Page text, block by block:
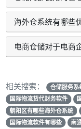
海外仓系统有哪些
电商仓储对于电商
相关搜索： 仓储服务系
国际物流货代财务软件
朝阳区有哪些海外仓系统
国际物流软件有哪些
南